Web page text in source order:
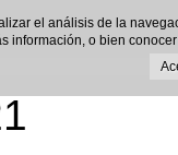
el análisis de la
información, o bien